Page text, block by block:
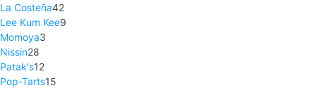
La Costeña42
Lee Kum Kee9
Momoya3
Nissin28
Patak's12
Pop-Tarts15